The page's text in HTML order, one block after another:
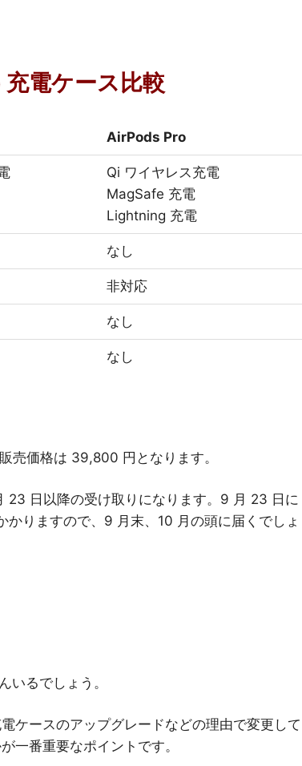
電ケース比較
AirPods Pro
Qi ワイヤレス充電
MagSafe 充電
Lightning 充電
なし
非対応
なし
なし
売価格は 39,800 円となります。
日以降の受け取りになります。9 月 23 日に
りますので、9 月末、10 月の頭に届くでしょ
いるでしょう。
ケースのアップグレードなどの理由で変更して
一番重要なポイントです。